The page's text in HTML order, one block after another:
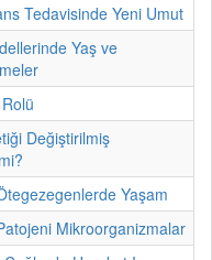
Tedavisinde Yeni Umut
Yaş ve
Değiştirilmiş
Yaşam
Mikroorganizmalar